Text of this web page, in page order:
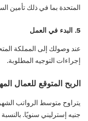
المتحدة بما في ذلك تأمين
5. البدء في العمل
عند وصولك إلى المملكة
إجراءات التوجيه المطلوبة.
الربح المتوقع للعمال
جنيه إسترليني سنويًا.